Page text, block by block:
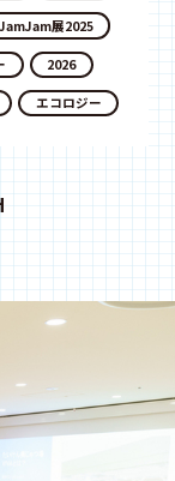
JamJam展2025
2026
エコロジー